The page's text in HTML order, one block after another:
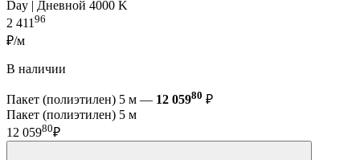
Day | Дневной 4000 K
2 41196
₽/м
В наличии
Пакет (полиэтилен) 5 м — 12 05980 ₽
Пакет (полиэтилен) 5 м
12 05980₽